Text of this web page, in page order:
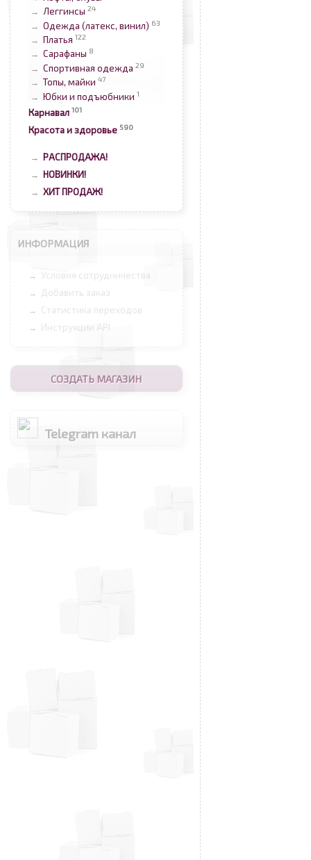
→ Леггинсы 24
→ Одежда (латекс, винил) 63
→ Платья 122
→ Сарафаны 8
→ Спортивная одежда 29
→ Топы, майки 47
→ Юбки и подъюбники 1
Карнавал 101
Красота и здоровье 590
→ РАСПРОДАЖА!
→ НОВИНКИ!
→ ХИТ ПРОДАЖ!
ИНФОРМАЦИЯ
→ Условия сотрудничества
→ Добавить заказ
→ Статистика переходов
→ Инструкции API
СОЗДАТЬ МАГАЗИН
Telegram канал